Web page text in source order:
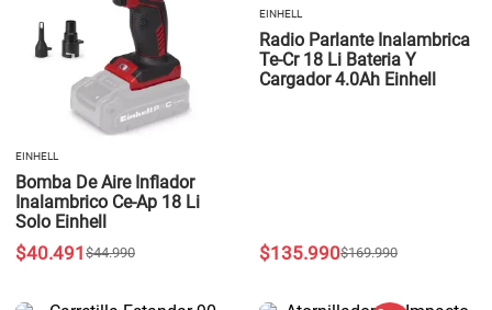
EINHELL
Bomba De Aire Inflador
Inalambrico Ce-Ap 18 Li
Solo Einhell
$44.990
$40.491
EINHELL
Radio Parlante Inalambrica
Te-Cr 18 Li Bateria Y
Cargador 4.0Ah Einhell
$169.990
$135.990